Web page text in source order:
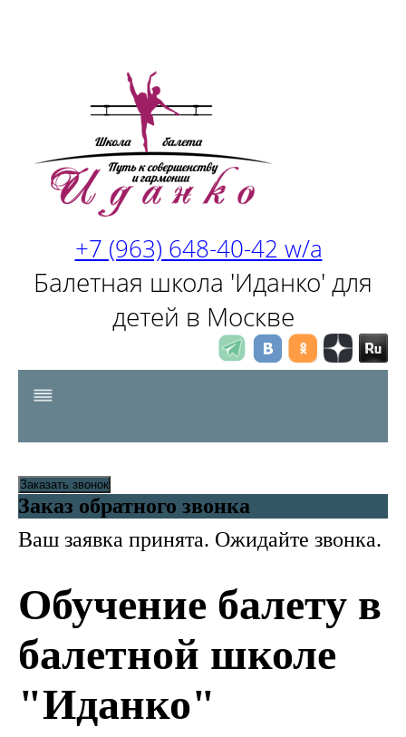
+7 (963) 648-40-42 w/a
Балетная школа 'Иданко' для
детей в Москве
Заказать звонок
Заказ обратного звонка
Ваш заявка принята. Ожидайте звонка.
Обучение балету в
балетной школе
"Иданко"